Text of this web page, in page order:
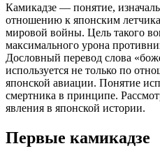
Камикадзе — понятие,
отношению к японским
мировой войны. Цель такого
максимального урона
Дословный перевод слова
используется не только по
японской авиации. Понятие
смертника в принципе.
явления в японской истории.
Первые камикадзе